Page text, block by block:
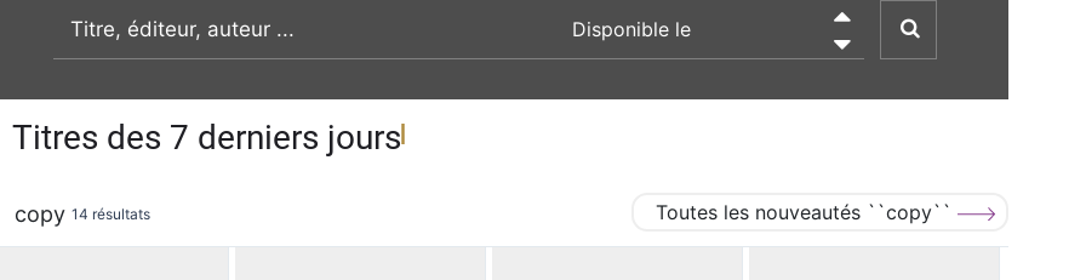
recherche par mot clé

Titres des 7 derniers jours
copy 14 résultats Toutes les nouveautés ``copy``